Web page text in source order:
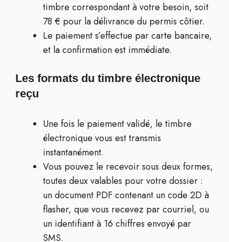
timbre correspondant à votre besoin, soit
78 € pour la délivrance du permis côtier.
Le paiement s’effectue par carte bancaire,
et la confirmation est immédiate.
Les formats du timbre électronique
reçu
Une fois le paiement validé, le timbre
électronique vous est transmis
instantanément.
Vous pouvez le recevoir sous deux formes,
toutes deux valables pour votre dossier :
un document PDF contenant un code 2D à
flasher, que vous recevez par courriel, ou
un identifiant à 16 chiffres envoyé par
SMS.